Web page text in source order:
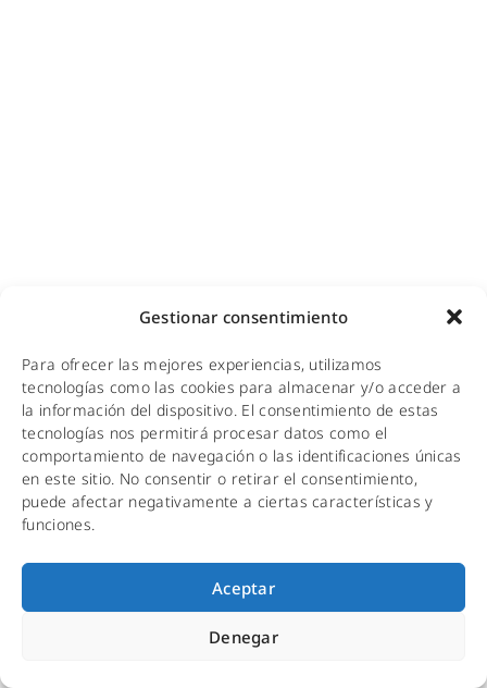
Gestionar consentimiento
Para ofrecer las mejores experiencias, utilizamos
tecnologías como las cookies para almacenar y/o acceder a
la información del dispositivo. El consentimiento de estas
tecnologías nos permitirá procesar datos como el
comportamiento de navegación o las identificaciones únicas
en este sitio. No consentir o retirar el consentimiento,
puede afectar negativamente a ciertas características y
funciones.
Aceptar
Denegar